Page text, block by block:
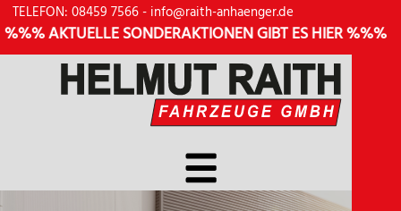
TELEFON: 08459 7566- info@raith-anhaenger.de
AKTUELLE SONDERAKTIONEN GIBT ES HIER %%%